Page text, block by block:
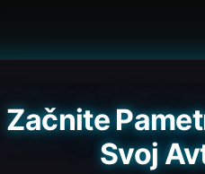
Začnite
Svoj